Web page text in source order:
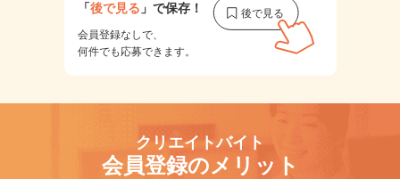
「後で見る 」で保存！
会員登録なしで、
何件でも応募できます。
クリエイトバイト
会員登録のメリット